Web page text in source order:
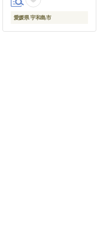
愛媛県 宇和島市